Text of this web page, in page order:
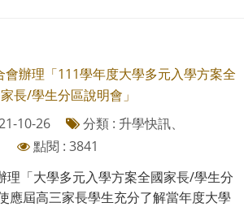
會辦理「111學年度大學多元入學方案全
長/學生分區說明會」
10-26
分類 : 升學快訊、
點閱 : 3841
理「大學多元入學方案全國家長/學生分
應屆高三家長學生充分了解當年度大學